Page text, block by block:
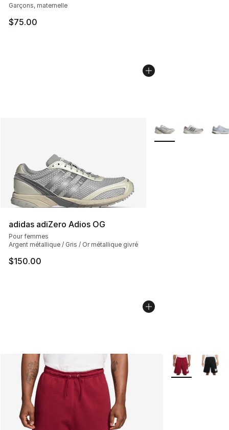
Garçons, maternelle
$75.00
adidas adiZero Adios OG
Pour femmes
Argent métallique / Gris / Or métallique givré
$150.00
Plus de couleurs
Plus de